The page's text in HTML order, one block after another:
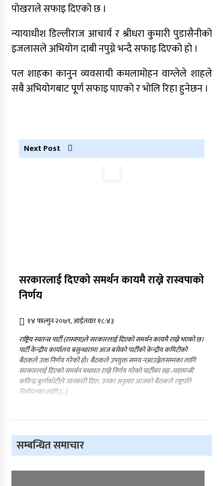
जुम्लामा चरेससहित २१ वर्षीय युवक पक्राउ
कर्णालीमा कांग्रेसका चार मन्त्रीहरूले दिए राजीनामा
पोखराले सफाइ दिएको छ ।
न्यायाधीश डिल्लीराज आचार्य र श्रीधरा कुमारी पुडासैनीको
इजलासले अभियोग दाबी नपुग्ने भन्दै सफाइ दिएको हो ।
पल शाहका कानुन व्यवसायी कमलामोहन वाग्लेले शाहले
सबै अभियोगबाट पूर्ण सफाइ पाएको र भोलि रिहा हुनेछन ।
Next Post
सरकारलाई दिएको समर्थन कायमै राख्ने रास्वपाको
निर्णय
१४ फाल्गुन २०७९, आईतवार १८:४३
राष्ट्रिय स्वतन्त्र पार्टी (रास्वपा)ले सरकारलाई दिएको समर्थन कायमै राख्ने भएको छ।
पार्टी केन्द्रीय कार्यालय बसुन्धारामा आज बसेको पार्टीको केन्द्रीय कमिटीको
बैठकले उक्त निर्णय गरेको हो। बैठकले उपयुक्त समय नआउञ्जेलसम्मका लागि
सरकारलाई दिएको समर्थन यथावत राख्ने निर्णय गरेको पार्टीका सह–महामन्त्री
कविन्द्र बुर्लाकोटीले जानकारी दिए। उनका अनुसार आजको बैठकले राष्ट्रपति
निर्वाचनका लागि […]
सम्बन्धित समाचार